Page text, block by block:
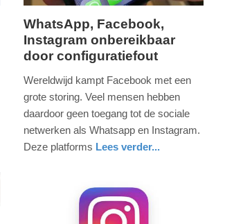
maandag,
4.
-
Update:
WhatsApp, Facebook,
Instagram onbereikbaar
door configuratiefout
Wereldwijd kampt Facebook met een
grote storing. Veel mensen hebben
daardoor geen toegang tot de sociale
netwerken als Whatsapp en Instagram.
Deze platforms Lees verder...